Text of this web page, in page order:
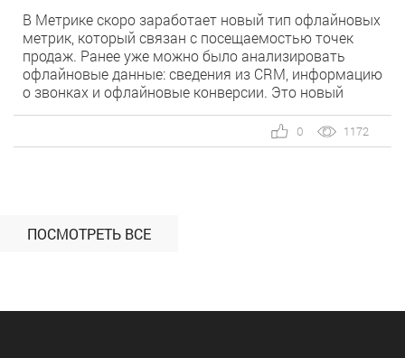
В Метрике скоро заработает новый тип офлайновых
метрик, который связан с посещаемостью точек
продаж. Ранее уже можно было анализировать
офлайновые данные: сведения из CRM, информацию
о звонках и офлайновые конверсии. Это новый
1172
0
ПОСМОТРЕТЬ ВСЕ